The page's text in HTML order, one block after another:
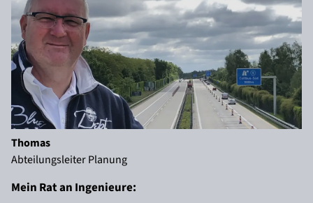
Mein Rat an Ingenieure:
Thomas
Abteilungsleiter Planung